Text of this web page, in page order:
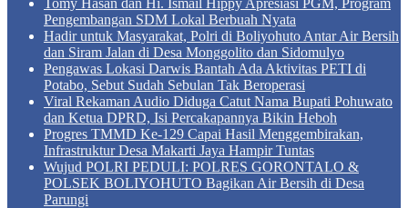
Tomy Hasan dan Hi. Ismail Hippy Apresiasi PGM, Program
Pengembangan SDM Lokal Berbuah Nyata
Hadir untuk Masyarakat, Polri di Boliyohuto Antar Air Bersih
dan Siram Jalan di Desa Monggolito dan Sidomulyo
Pengawas Lokasi Darwis Bantah Ada Aktivitas PETI di
Potabo, Sebut Sudah Sebulan Tak Beroperasi
Viral Rekaman Audio Diduga Catut Nama Bupati Pohuwato
dan Ketua DPRD, Isi Percakapannya Bikin Heboh
Progres TMMD Ke-129 Capai Hasil Menggembirakan,
Infrastruktur Desa Makarti Jaya Hampir Tuntas
Wujud POLRI PEDULI: POLRES GORONTALO &
POLSEK BOLIYOHUTO Bagikan Air Bersih di Desa
Parungi